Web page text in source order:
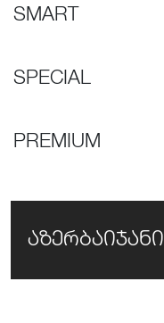
SMART
SPECIAL
PREMIUM
აზერბაიჯანი